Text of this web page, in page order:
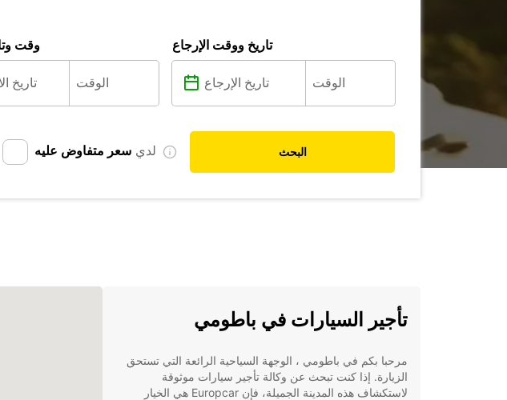
وقت تاريخ ووقت الإرجاع
لدي سعر متفاوض عليه البحث
تأجير السيارات في باطومي
مرحبا بكم في باطومي ، الوجهة السياحية الرائعة التي تستحق
الزيارة. إذا كنت تبحث عن وكالة تأجير سيارات موثوقة
لاستكشاف هذه المدينة الجميلة، فإن Europcar هي الخيار